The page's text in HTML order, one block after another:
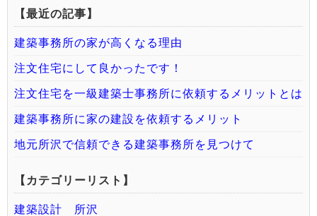
【最近の記事】
建築事務所の家が高くなる理由
注文住宅にして良かったです！
注文住宅を一級建築士事務所に依頼するメリットとは
建築事務所に家の建設を依頼するメリット
地元所沢で信頼できる建築事務所を見つけて
【カテゴリーリスト】
建築設計 所沢